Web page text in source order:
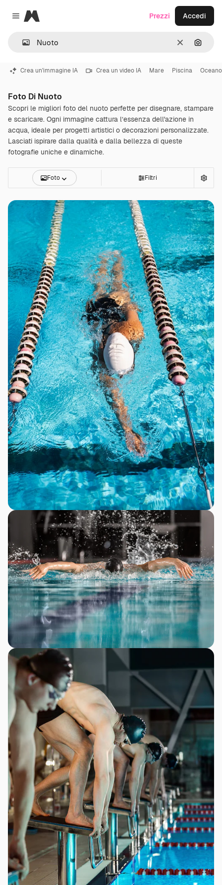
Close menu
Magnific
CancellaCerca
Prezzi Accedi
Crea un'immagine IA Crea un video IA Mare Piscina Oceano
Foto Di Nuoto
Scopri le migliori foto del nuoto perfette per disegnare, stampare
e scaricare. Ogni immagine cattura l’essenza dell'azione in
acqua, ideale per progetti artistici o decorazioni personalizzate.
Lasciati ispirare dalla qualità e dalla bellezza di queste
fotografie uniche e dinamiche.
Foto Filtri